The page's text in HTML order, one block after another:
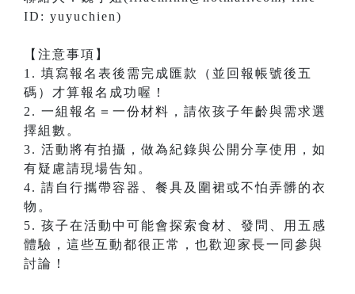
ID: yuyuchien)
【注意事項】
1. 填寫報名表後需完成匯款（並回報帳號後五
碼）才算報名成功喔！
2. 一組報名＝一份材料，請依孩子年齡與需求選
擇組數。
3. 活動將有拍攝，做為紀錄與公開分享使用，如
有疑慮請現場告知。
4. 請自行攜帶容器、餐具及圍裙或不怕弄髒的衣
物。
5. 孩子在活動中可能會探索食材、發問、用五感
體驗，這些互動都很正常，也歡迎家長一同參與
討論！